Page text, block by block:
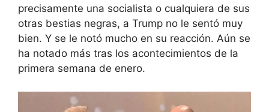
precisamente una socialista o cualquiera de sus
otras bestias negras, a Trump no le sentó muy
bien. Y se le notó mucho en su reacción. Aún se
ha notado más tras los acontecimientos de la
primera semana de enero.